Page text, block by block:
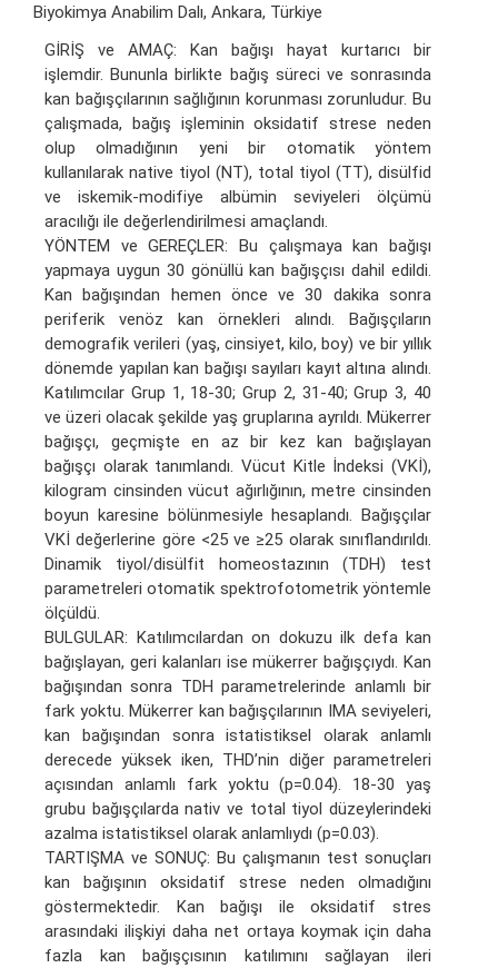
Biyokimya Anabilim Dalı, Ankara, Türkiye
GİRİŞ ve AMAÇ: Kan bağışı hayat kurtarıcı bir
işlemdir. Bununla birlikte bağış süreci ve sonrasında
kan bağışçılarının sağlığının korunması zorunludur. Bu
çalışmada, bağış işleminin oksidatif strese neden
olup olmadığının yeni bir otomatik yöntem
kullanılarak native tiyol (NT), total tiyol (TT), disülfid
ve iskemik-modifiye albümin seviyeleri ölçümü
aracılığı ile değerlendirilmesi amaçlandı.
YÖNTEM ve GEREÇLER: Bu çalışmaya kan bağışı
yapmaya uygun 30 gönüllü kan bağışçısı dahil edildi.
Kan bağışından hemen önce ve 30 dakika sonra
periferik venöz kan örnekleri alındı. Bağışçıların
demografik verileri (yaş, cinsiyet, kilo, boy) ve bir yıllık
dönemde yapılan kan bağışı sayıları kayıt altına alındı.
Katılımcılar Grup 1, 18-30; Grup 2, 31-40; Grup 3, 40
ve üzeri olacak şekilde yaş gruplarına ayrıldı. Mükerrer
bağışçı, geçmişte en az bir kez kan bağışlayan
bağışçı olarak tanımlandı. Vücut Kitle İndeksi (VKİ),
kilogram cinsinden vücut ağırlığının, metre cinsinden
boyun karesine bölünmesiyle hesaplandı. Bağışçılar
VKİ değerlerine göre <25 ve ≥25 olarak sınıflandırıldı.
Dinamik tiyol/disülfit homeostazının (TDH) test
parametreleri otomatik spektrofotometrik yöntemle
ölçüldü.
BULGULAR: Katılımcılardan on dokuzu ilk defa kan
bağışlayan, geri kalanları ise mükerrer bağışçıydı. Kan
bağışından sonra TDH parametrelerinde anlamlı bir
fark yoktu. Mükerrer kan bağışçılarının IMA seviyeleri,
kan bağışından sonra istatistiksel olarak anlamlı
derecede yüksek iken, THD’nin diğer parametreleri
açısından anlamlı fark yoktu (p=0.04). 18-30 yaş
grubu bağışçılarda nativ ve total tiyol düzeylerindeki
azalma istatistiksel olarak anlamlıydı (p=0.03).
TARTIŞMA ve SONUÇ: Bu çalışmanın test sonuçları
kan bağışının oksidatif strese neden olmadığını
göstermektedir. Kan bağışı ile oksidatif stres
arasındaki ilişkiyi daha net ortaya koymak için daha
fazla kan bağışçısının katılımını sağlayan ileri